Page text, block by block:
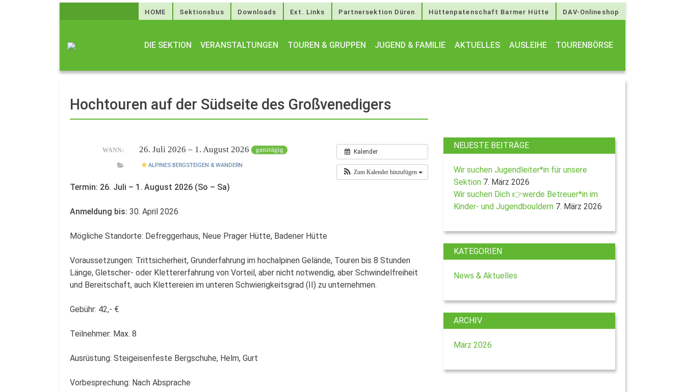
HOME Sektionsbus Downloads Ext. Links Partnersektion Düren Hüttenpatenschaft Barmer Hütte DAV-Onlineshop
DIE SEKTION VERANSTALTUNGEN TOUREN & GRUPPEN JUGEND & FAMILIE AKTUELLES AUSLEIHE TOURENBÖRSE
Hochtouren auf der Südseite des Großvenedigers
Kalender
Zum Kalender hinzufügen
WANN: 26. Juli 2026 – 1. August 2026 ganztägig
ALPINES BERGSTEIGEN & WANDERN
Termin: 26. Juli – 1. August 2026 (So – Sa)
Anmeldung bis: 30. April 2026
Mögliche Standorte: Defreggerhaus, Neue Prager Hütte, Badener Hütte
Voraussetzungen: Trittsicherheit, Grunderfahrung im hochalpinen Gelände, Touren bis 8 Stunden
Länge, Gletscher- oder Klettererfahrung von Vorteil, aber nicht notwendig, aber Schwindelfreiheit
und Bereitschaft, auch Klettereien im unteren Schwierigkeitsgrad (II) zu unternehmen.
Gebühr: 42,- €
Teilnehmer: Max. 8
Ausrüstung: Steigeisenfeste Bergschuhe, Helm, Gurt
Vorbesprechung: Nach Absprache
NEUESTE BEITRÄGE
Wir suchen Jugendleiter*in für unsere
Sektion 7. März 2026
Wir suchen Dich 👉werde Betreuer*in im
Kinder- und Jugendbouldern 7. März 2026
KATEGORIEN
News & Aktuelles
ARCHIV
März 2026